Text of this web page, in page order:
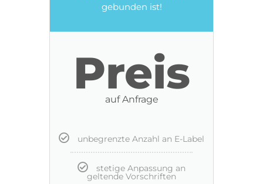
gebunden ist!
Preis
auf Anfrage
unbegrenzte Anzahl an E-Label
stetige Anpassung an
geltende Vorschriften